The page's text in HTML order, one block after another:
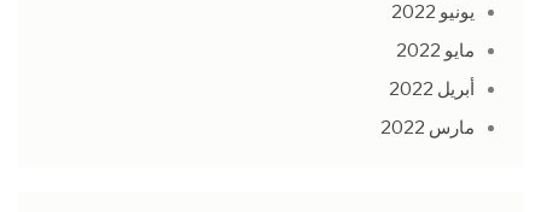
يونيو 2022
مايو 2022
أبريل 2022
مارس 2022